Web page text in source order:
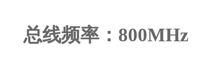
总线频率：800MHz